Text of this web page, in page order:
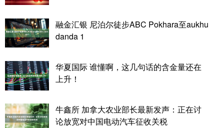
融金汇银 尼泊尔徒步ABC Pokhara至aukhu
danda 1
华夏国际 谁懂啊，这几句话的含金量还在
上升！
牛鑫所 加拿大农业部长最新发声：正在讨
论放宽对中国电动汽车征收关税